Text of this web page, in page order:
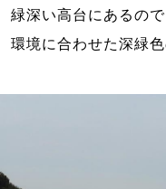
緑深い高台にあるので